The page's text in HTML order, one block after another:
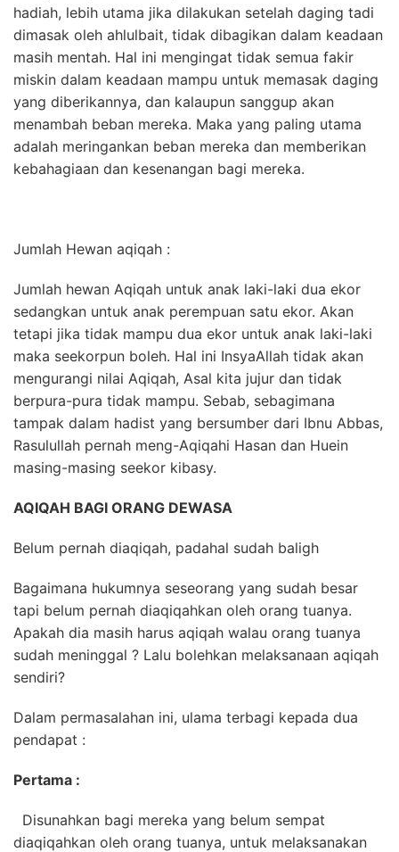
hadiah, lebih utama jika dilakukan setelah daging tadi
dimasak oleh ahlulbait, tidak dibagikan dalam keadaan
masih mentah. Hal ini mengingat tidak semua fakir
miskin dalam keadaan mampu untuk memasak daging
yang diberikannya, dan kalaupun sanggup akan
menambah beban mereka. Maka yang paling utama
adalah meringankan beban mereka dan memberikan
kebahagiaan dan kesenangan bagi mereka.
Jumlah Hewan aqiqah :
Jumlah hewan Aqiqah untuk anak laki-laki dua ekor
sedangkan untuk anak perempuan satu ekor. Akan
tetapi jika tidak mampu dua ekor untuk anak laki-laki
maka seekorpun boleh. Hal ini InsyaAllah tidak akan
mengurangi nilai Aqiqah, Asal kita jujur dan tidak
berpura-pura tidak mampu. Sebab, sebagimana
tampak dalam hadist yang bersumber dari Ibnu Abbas,
Rasulullah pernah meng-Aqiqahi Hasan dan Huein
masing-masing seekor kibasy.
AQIQAH BAGI ORANG DEWASA
Belum pernah diaqiqah, padahal sudah baligh
Bagaimana hukumnya seseorang yang sudah besar
tapi belum pernah diaqiqahkan oleh orang tuanya.
Apakah dia masih harus aqiqah walau orang tuanya
sudah meninggal ? Lalu bolehkan melaksanaan aqiqah
sendiri?
Dalam permasalahan ini, ulama terbagi kepada dua
pendapat :
Pertama :
Disunahkan bagi mereka yang belum sempat
diaqiqahkan oleh orang tuanya, untuk melaksanakan